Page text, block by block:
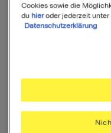
Beilage
Zutaten
Cookies sowie die
du hieroder jederzeit unter
Datenschutzerklärung